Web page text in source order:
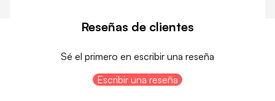
Reseñas de clientes
Sé el primero en escribir una reseña
Escribir una reseña